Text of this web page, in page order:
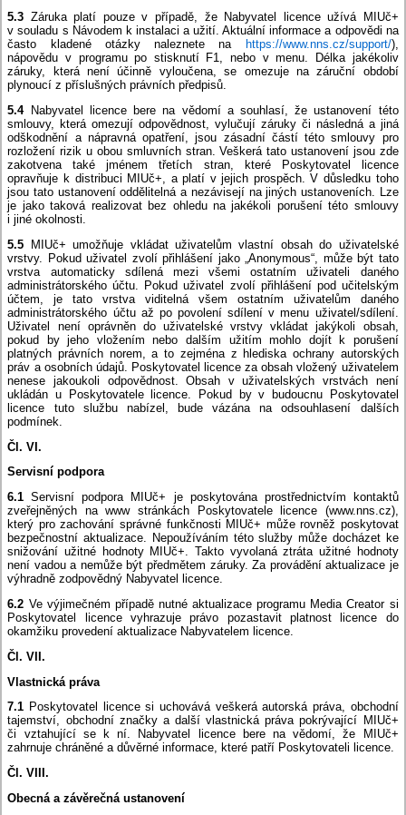
5.3 Záruka platí pouze v případě, že Nabyvatel licence užívá MIUč+
v souladu s Návodem k instalaci a užití. Aktuální informace a odpovědi na
často kladené otázky naleznete na
https://www.nns.cz/support/),
nápovědu v programu po stisknutí F1, nebo v menu. Délka jakékoliv
záruky, která není účinně vyloučena, se omezuje na záruční období
plynoucí z příslušných právních předpisů.
5.4Nabyvatel licence bere na vědomí a souhlasí, že ustanovení této
smlouvy, která omezují odpovědnost, vylučují záruky či následná a jiná
odškodnění a nápravná opatření, jsou zásadní částí této smlouvy pro
rozložení rizik u obou smluvních stran. Veškerá tato ustanovení jsou zde
zakotvena také jménem třetích stran, které Poskytovatel licence
opravňuje k distribuci MIUč+, a platí v jejich prospěch. V důsledku toho
jsou tato ustanovení oddělitelná a nezávisejí na jiných ustanoveních. Lze
je jako taková realizovat bez ohledu na jakékoli porušení této smlouvy
i jiné okolnosti.
5.5 MIUč+ umožňuje vkládat uživatelům vlastní obsah do uživatelské
vrstvy. Pokud uživatel zvolí přihlášení jako „Anonymous“, může být tato
vrstva automaticky sdílená mezi všemi ostatním uživateli daného
administrátorského účtu. Pokud uživatel zvolí přihlášení pod učitelským
účtem, je tato vrstva viditelná všem ostatním uživatelům daného
administrátorského účtu až po povolení sdílení v menu uživatel/sdílení.
Uživatel není oprávněn do uživatelské vrstvy vkládat jakýkoli obsah,
pokud by jeho vložením nebo dalším užitím mohlo dojít k porušení
platných právních norem, a to zejména z hlediska ochrany autorských
práv a osobních údajů. Poskytovatel licence za obsah vložený uživatelem
nenese jakoukoli odpovědnost. Obsah v uživatelských vrstvách není
ukládán u Poskytovatele licence. Pokud by v budoucnu Poskytovatel
licence tuto službu nabízel, bude vázána na odsouhlasení dalších
podmínek.
Čl. VI.
Servisní podpora
6.1 Servisní podpora MIUč+ je poskytována prostřednictvím kontaktů
zveřejněných na www stránkách Poskytovatele licence (www.nns.cz),
který pro zachování správné funkčnosti MIUč+ může rovněž poskytovat
bezpečnostní aktualizace. Nepoužíváním této služby může docházet ke
snižování užitné hodnoty MIUč+. Takto vyvolaná ztráta užitné hodnoty
není vadou a nemůže být předmětem záruky. Za provádění aktualizace je
výhradně zodpovědný Nabyvatel licence.
6.2 Ve výjimečném případě nutné aktualizace programu Media Creator si
Poskytovatel licence vyhrazuje právo pozastavit platnost licence do
okamžiku provedení aktualizace Nabyvatelem licence.
Čl. VII.
Vlastnická práva
7.1 Poskytovatel licence si uchovává veškerá autorská práva, obchodní
tajemství, obchodní značky a další vlastnická práva pokrývající MIUč+
či vztahující se k ní. Nabyvatel licence bere na vědomí, že MIUč+
zahrnuje chráněné a důvěrné informace, které patří Poskytovateli licence.
Čl. VIII.
Obecná a závěrečná ustanovení